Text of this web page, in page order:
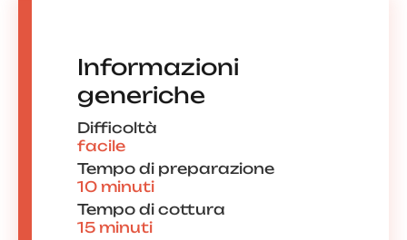
Informazioni
generiche
Difficoltà
facile
Tempo di preparazione
10 minuti
Tempo di cottura
15 minuti